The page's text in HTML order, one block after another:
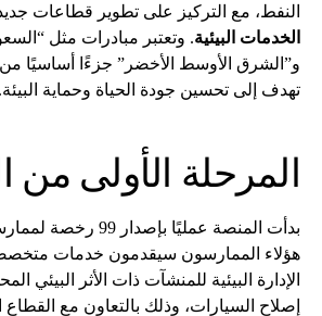
النفط، مع التركيز على تطوير قطاعات
الخدمات البيئية. وتعتبر مبادرات مثل
و”الشرق الأوسط الأخضر” جزءًا أساسيًا
تهدف إلى تحسين جودة الحياة وحماية البيئة.
المرحلة الأولى من
بدأت المنصة عمليًا
هؤلاء الممارسون سيقدمون خدمات
الإدارة البيئية للمنشآت ذات الأثر البيئي
إصلاح السيارات، وذلك بالتعاون مع